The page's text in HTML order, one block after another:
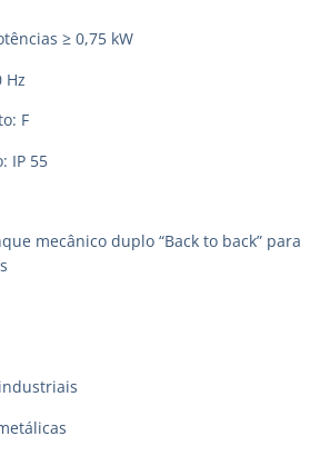
≥ 0,75 kW
Hz
F
IP 55
mecânico duplo “Back to back” para